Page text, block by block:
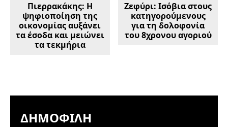
Πιερρακάκης: Η
ψηφιοποίηση της
οικονομίας αυξάνει
τα έσοδα και μειώνει
τα τεκμήρια
Ζεφύρι: Ισόβια στους
κατηγορούμενους
για τη δολοφονία
του 8χρονου αγοριού
ΔΗΜΟΦΙΛΉ